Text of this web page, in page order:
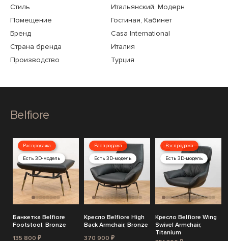
Стиль
Итальянский, Модерн
Помещение
Гостиная, Кабинет
Бренд
Casa International
Страна бренда
Италия
Производство
Турция
Belfiore
Распродажа
Есть 3D-модель
Банкетка Belfiore
Footstool, Bronze
135 800 ₽
Распродажа
Есть 3D-модель
Кресло Belfiore High
Back Armchair, Bronze
370 900 ₽
Распродажа
Есть 3D-модель
Кресло Belfiore Wing
Swivel Armchair,
Titanium